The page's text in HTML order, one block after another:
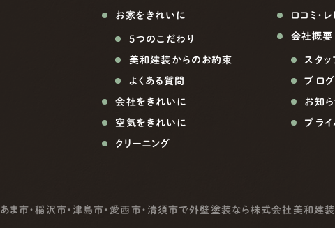
お家をきれいに
5つのこだわり
美和建装からのお約束
よくある質問
会社をきれいに
空気をきれいに
クリーニング
口コミ・
会社概要
スタ
ブログ
お知
プラ
あま市・稲沢市・津島市・愛西市・清須市で外壁塗装なら株式会社美和建装